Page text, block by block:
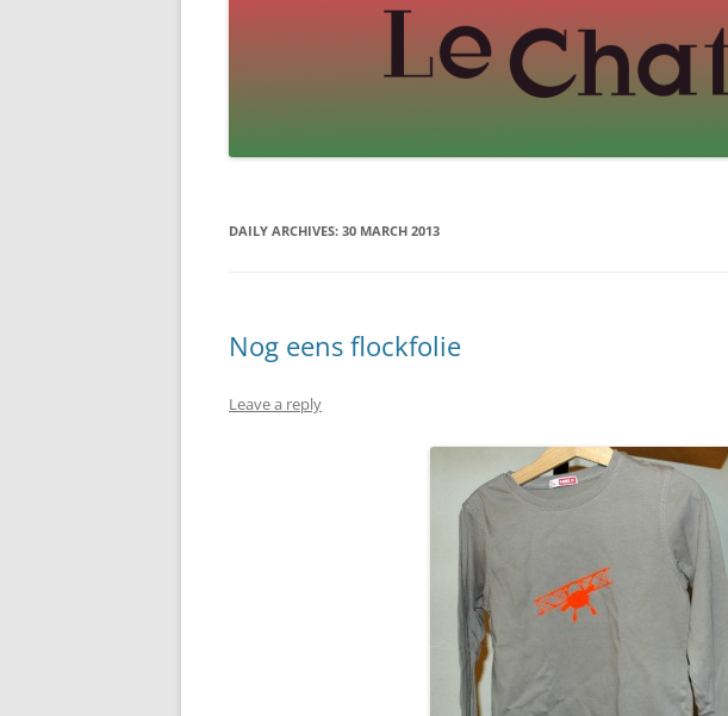
DAILY ARCHIVES: 30 MARCH 2013
Nog eens flockfolie
Leave a reply